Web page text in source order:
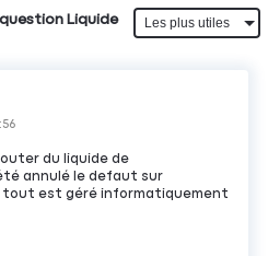
Liquide
du liquide de
annulé le defaut sur
tout est géré informatiquement